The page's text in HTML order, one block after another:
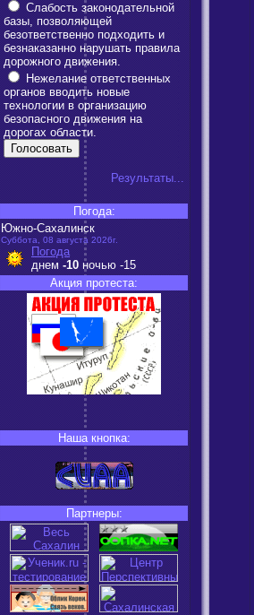
Слабость законодательной
базы, позволяющей
безответственно подходить и
безнаказанно нарушать правила
дорожного движения.
Нежелание ответственных
органов вводить новые
технологии в организацию
безопасного движения на
дорогах области.
Результаты...
Погода:
Южно-Сахалинск
Суббота, 08 августа 2026г.
Погода
днем -10 ночью -15
Акция протеста:
Наша кнопка:
Партнеры: